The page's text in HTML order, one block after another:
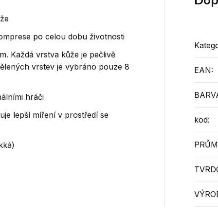
po celou dobu životnosti
Každá vrstva kůže je pečlivě
vrstev je vybráno pouze 8
hráči
lepší míření v prostředí se
EAN:
kod: